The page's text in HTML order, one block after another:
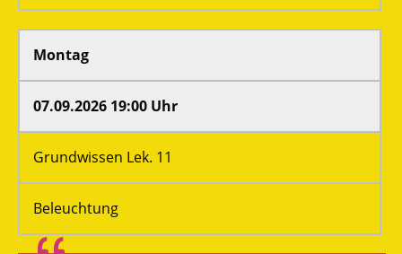
Montag
07.09.2026 19:00 Uhr
Grundwissen Lek. 11
Beleuchtung